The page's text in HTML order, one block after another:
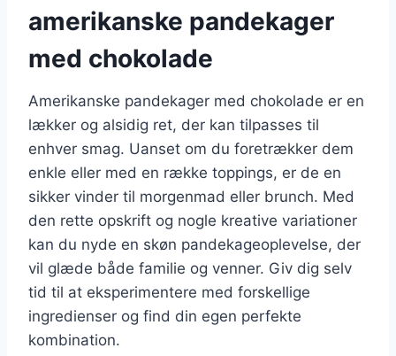
amerikanske pandekager
med chokolade
Amerikanske pandekager med chokolade er en
lækker og alsidig ret, der kan tilpasses til
enhver smag. Uanset om du foretrækker dem
enkle eller med en række toppings, er de en
sikker vinder til morgenmad eller brunch. Med
den rette opskrift og nogle kreative variationer
kan du nyde en skøn pandekageoplevelse, der
vil glæde både familie og venner. Giv dig selv
tid til at eksperimentere med forskellige
ingredienser og find din egen perfekte
kombination.